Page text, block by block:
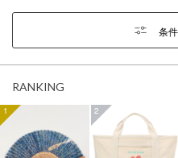
条
RANKING
1 2